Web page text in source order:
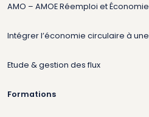
AMO – AMOE Réemploi et
Intégrer l’économie circulaire à une
Etude & gestion des flux
Formations